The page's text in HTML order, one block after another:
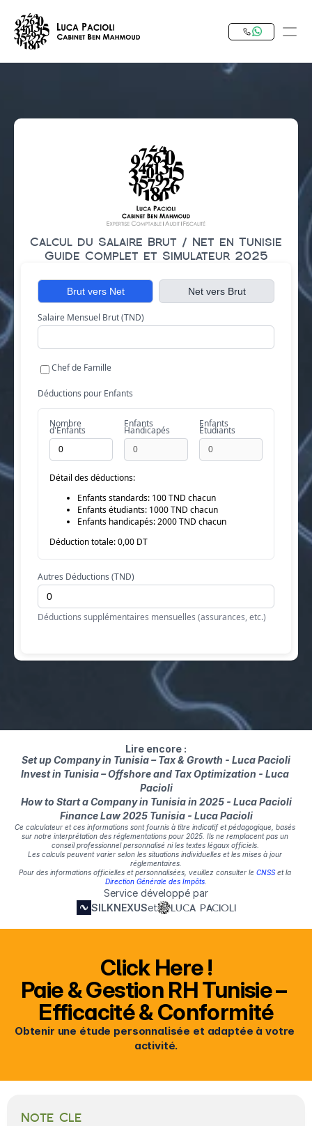
Notre Expertise
Ressources
Investir en Tunisie
RESOURCES
Careers
Experts
Select Language
Calcul du Salaire Brut / Net en Tunisie
Guide Complet et Simulateur 2025
Brut vers Net Net vers Brut
Salaire Mensuel Brut (TND)
Chef de Famille
Déductions pour Enfants
Nombre
d'Enfants
Enfants
Handicapés
Enfants
Étudiants
Détail des déductions:
Enfants standards: 100TND chacun
Enfants étudiants: 1000TND chacun
Enfants handicapés:2000TND chacun
Déduction totale:0,00 DT
Autres Déductions (TND)
Déductions supplémentaires mensuelles (assurances, etc.)
Lire encore :
Set up Company in Tunisia – Tax & Growth - Luca Pacioli
Invest in Tunisia – Offshore and Tax Optimization - Luca
Pacioli
How to Start a Company in Tunisia in 2025 - Luca Pacioli
Finance Law 2025 Tunisia - Luca Pacioli
Ce calculateur et ces informations sont fournis à titre indicatif et pédagogique, basés
sur notre interprétation des réglementations pour 2025. Ils ne remplacent pas un
conseil professionnel personnalisé ni les textes légaux officiels.
Les calculs peuvent varier selon les situations individuelles et les mises à jour
réglementaires.
Pour des informations officielles et personnalisées, veuillez consulter le CNSS
Direction Générale des Impôts
Service développé par
SILKNEXUSet LUCA PACIOLI
Click Here !
Paie & Gestion RH Tunisie –
Efficacité & Conformité
Obtenir une étude personnalisée et adaptée à votre
activité.
Note Cle